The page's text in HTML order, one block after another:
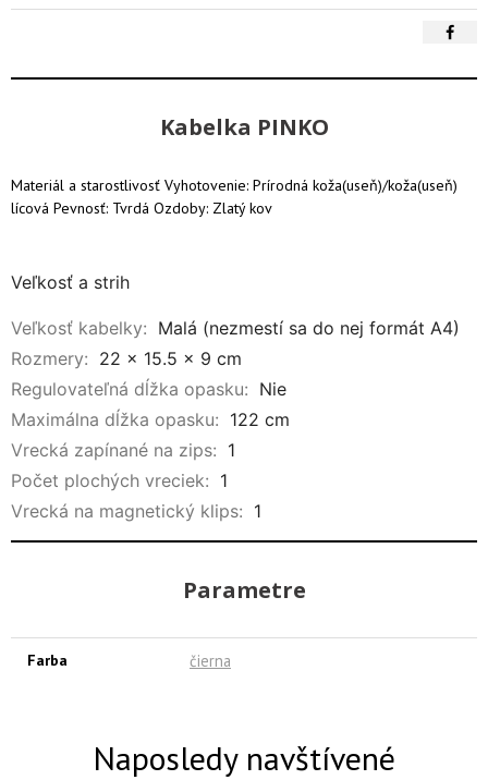
Kabelka PINKO
Materiál a starostlivosť Vyhotovenie: Prírodná koža(useň)/koža(useň)
lícová Pevnosť: Tvrdá Ozdoby: Zlatý kov
Veľkosť a strih
Veľkosť kabelky: Malá (nezmestí sa do nej formát A4)
Rozmery: 22 x 15.5 x 9 cm
Regulovateľná dĺžka opasku: Nie
Maximálna dĺžka opasku: 122 cm
Vrecká zapínané na zips: 1
Počet plochých vreciek: 1
Vrecká na magnetický klips: 1
Parametre
Farba čierna
Naposledy navštívené